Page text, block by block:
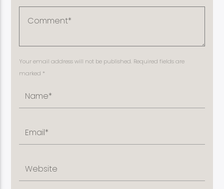
Your email address will not be published. Required fields are
marked *